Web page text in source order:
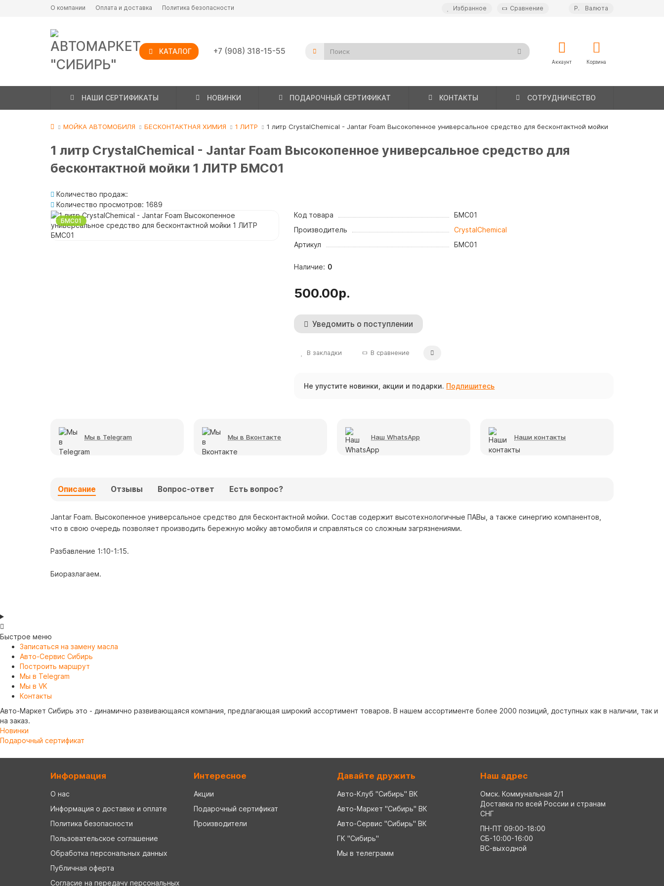
О компании Оплата и доставка Политика безопасности Избранное Сравнение Р. Валюта
КАТАЛОГ +7 (908) 318-15-55
Аккаунт Корзина
НАШИ СЕРТИФИКАТЫ НОВИНКИ ПОДАРОЧНЫЙ СЕРТИФИКАТ КОНТАКТЫ СОТРУДНИЧЕСТВО
МОЙКА АВТОМОБИЛЯ БЕСКОНТАКТНАЯ ХИМИЯ 1 ЛИТР 1 литр CrystalChemical - Jantar Foam Высокопенное универсальное средство для бесконтактной мойки
1 литр CrystalChemical - Jantar Foam Высокопенное универсальное средство для
бесконтактной мойки 1 ЛИТР БМС01
Количество продаж:
Количество просмотров: 1689
БМС01
Код товара
БМС01
Производитель
CrystalChemical
Артикул
БМС01
0
500.00р.
Уведомить о поступлении
В закладки В сравнение
Не упустите новинки, акции и подарки. Подпишитесь
Мы в Telegram Мы в Вконтакте Наш WhatsApp Наши контакты
Описание Отзывы Вопрос-ответ Есть вопрос?
Jantar Foam. Высокопенное универсальное средство для бесконтактной мойки. Состав содержит высотехнологичные ПАВы, а также синергию компанентов,
что в свою очередь позволяет производить бережную мойку автомобиля и справляться со сложным загрязнениями.
Разбавление 1:10-1:15.
Биоразлагаем.
Быстрое меню
Записаться на замену масла
Авто-Сервис Сибирь
Построить маршрут
Мы в Telegram
Мы в VK
Контакты
Авто-Маркет Сибирь это - динамично развивающаяся компания, предлагающая широкий ассортимент товаров. В нашем ассортименте более 2000 позиций, доступных как в наличии, так и
на заказ.
Новинки
Подарочный сертификат
Информация
О нас
Информация о доставке и оплате
Политика безопасности
Пользовательское соглашение
Обработка персональных данных
Публичная оферта
Согласие на передачу персональных
Интересное
Акции
Подарочный сертификат
Производители
Давайте дружить
Авто-Клуб "Сибирь" ВК
Авто-Маркет "Сибирь" ВК
Авто-Сервис "Сибирь" ВК
ГК "Сибирь"
Мы в телеграмм
Наш адрес
Омск. Коммунальная 2/1
Доставка по всей России и странам
СНГ
ПН-ПТ 09:00-18:00
СБ-10:00-16:00
ВС-выходной